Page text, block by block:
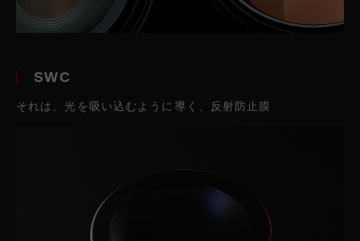
SWC
それは、光を吸い込むように導く、反射防止膜